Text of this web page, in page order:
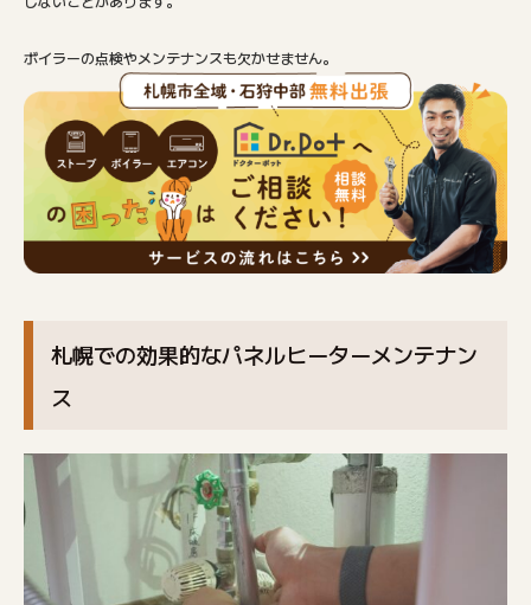
ボイラーの点検やメンテナンスも欠かせません。
札幌での効果的なパネルヒーターメンテナン
ス